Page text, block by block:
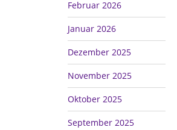
Februar 2026
Januar 2026
Dezember 2025
November 2025
Oktober 2025
September 2025